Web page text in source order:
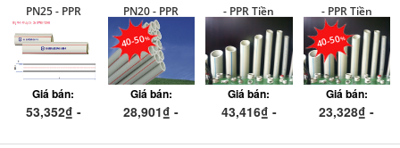
PN25 - PPR
Tiền Phong
Giá bán:
53,352₫ -
PN20 - PPR
Tiền Phong
40-50
Giá bán:
28,901₫ -
- PPR Tiền
Phong
Giá bán:
43,416₫ -
- PPR Tiền
Phong
40-50
Giá bán:
23,328₫ -